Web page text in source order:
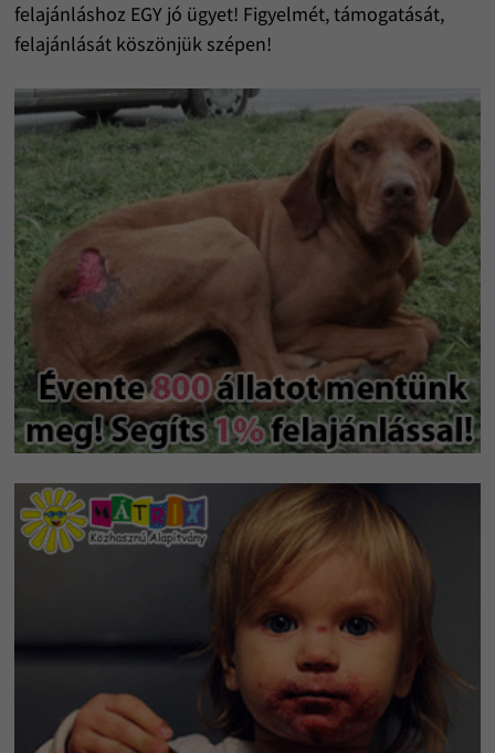
felajánláshoz EGY jó ügyet! Figyelmét, támogatását,
felajánlását köszönjük szépen!